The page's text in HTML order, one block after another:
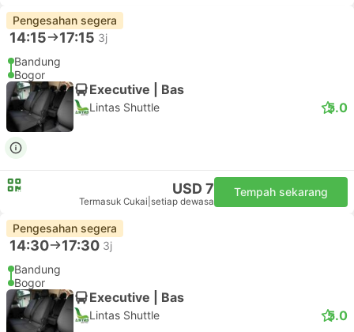
Pengesahan segera
14:15 17:15 3j
Bandung
Bogor
Executive | Bas
Lintas Shuttle 5.0
USD 7
Termasuk Cukai setiap dewasa
Tempah sekarang
Pengesahan segera
14:30 17:30 3j
Bandung
Bogor
Executive | Bas
Lintas Shuttle 5.0